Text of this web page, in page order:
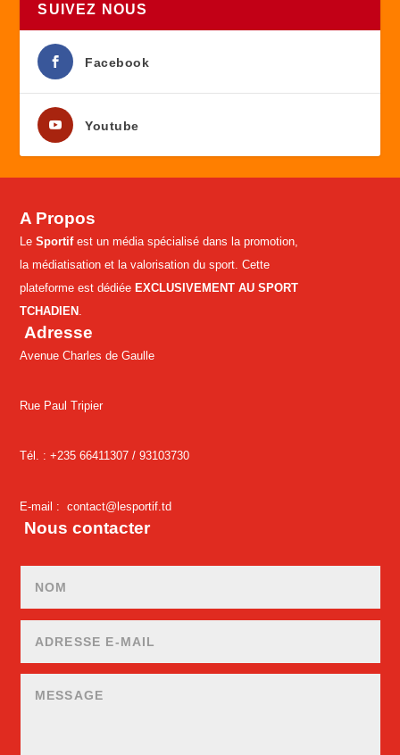
SUIVEZ NOUS
Facebook
Youtube
A Propos
LeSportifest un média spécialisé dans la promotion,
la médiatisation et la valorisation du sport. Cette
plateforme est dédiéeEXCLUSIVEMENT AU SPORT
TCHADIEN
Adresse
Avenue Charles de Gaulle
Rue Paul Tripier
Tél. : +235 66411307 /93103730
E-mail :contact@lesportif.td
Nous contacter